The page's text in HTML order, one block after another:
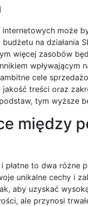
może
na działania
więcej zasobów
cele
treści oraz
tym wyższe
między
płatne to dwa
unikalne cechy i
aby uzyskać
ale przynosi